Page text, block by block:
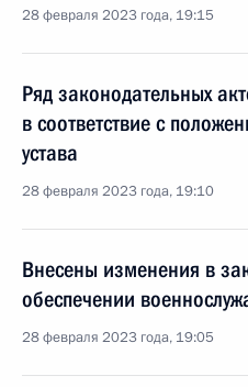
28 февраля 2023 года, 19:15
Ряд законодательных
в соответствие с
устава
28 февраля 2023 года, 19:10
Внесены изменения в
обеспечении
28 февраля 2023 года, 19:05